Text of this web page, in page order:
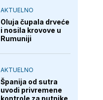
AKTUELNO
Oluja čupala drveće
i nosila krovove u
Rumuniji
AKTUELNO
Španija od sutra
uvodi privremene
kontrole za putnike